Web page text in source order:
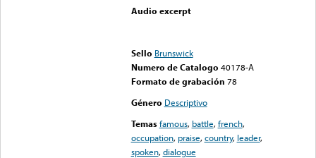
Audio excerpt
Sello Brunswick
Numero de Catalogo 40178-A
Formato de grabación 78
Género Descriptivo
Temas famous, battle,french,
occupation, praise,country, leader,
spoken,dialogue